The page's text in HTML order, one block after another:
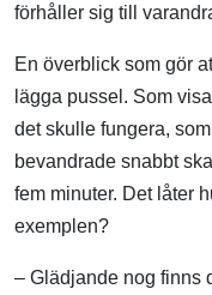
förhåller sig till
En överblick som gör
lägga pussel. Som
det skulle fungera,
bevandrade snabbt
fem minuter. Det låter
exemplen?
– Glädjande nog finns